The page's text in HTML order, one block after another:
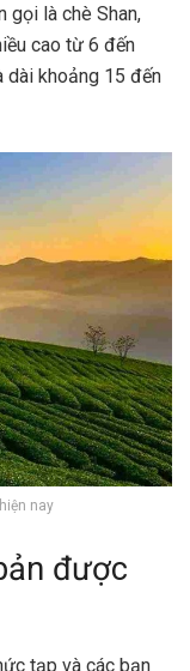
gọi là chè Shan,
cao từ 6 đến
dài khoảng 15 đến
nay
được
tạp và các bạn